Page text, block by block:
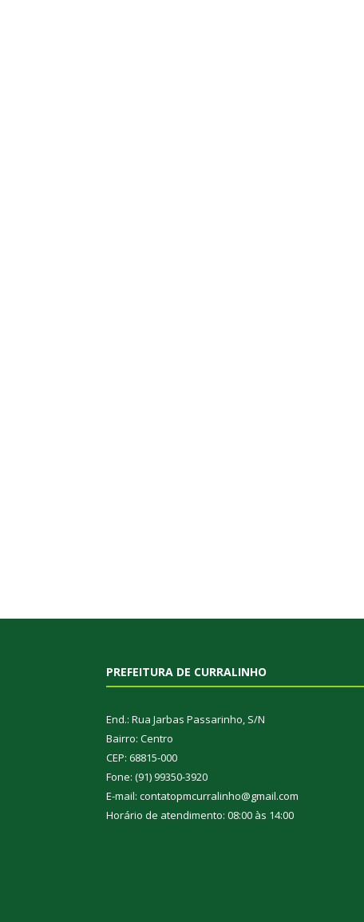
PREFEITURA DE CURRALINHO
End.: Rua Jarbas Passarinho, S/N
Bairro: Centro
CEP: 68815-000
Fone: (91) 99350-3920
E-mail: contatopmcurralinho@gmail.com
Horário de atendimento: 08:00 às 14:00